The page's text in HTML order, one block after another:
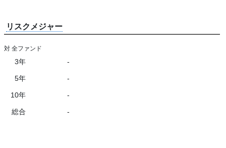
リスクメジャー
対 全ファンド
3年 -
5年 -
10年 -
総合 -